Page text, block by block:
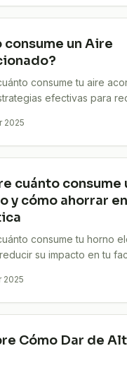
consume un Aire
consume tu aire
efectivas para
2025
cuánto consume
y cómo ahorrar
consume tu horno
su impacto en tu
2025
Cómo Dar de